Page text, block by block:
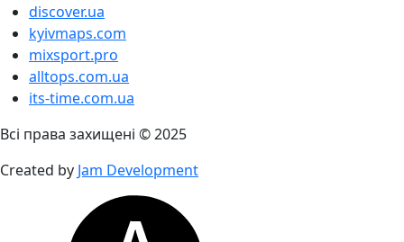
discover.ua
kyivmaps.com
mixsport.pro
alltops.com.ua
its-time.com.ua
Всі права захищені © 2025
Created by Jam Development